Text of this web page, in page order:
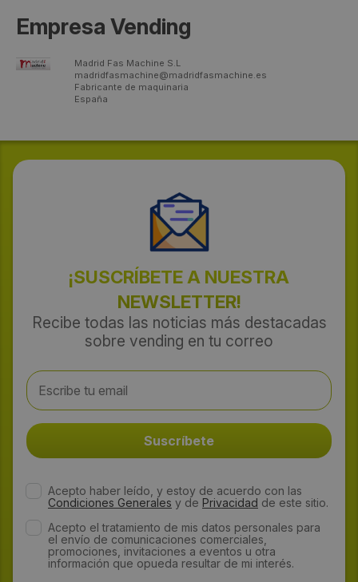
Empresa Vending
Madrid Fas Machine S.L
madridfasmachine@madridfasmachine.es
Fabricante de maquinaria
España
¡SUSCRÍBETE A NUESTRA
NEWSLETTER!
Recibe todas las noticias más destacadas
sobre vending en tu correo
Acepto haber leído, y estoy de acuerdo con las
Condiciones Generales y de Privacidad de este sitio.
Acepto el tratamiento de mis datos personales para
el envío de comunicaciones comerciales,
promociones, invitaciones a eventos u otra
información que opueda resultar de mi interés.